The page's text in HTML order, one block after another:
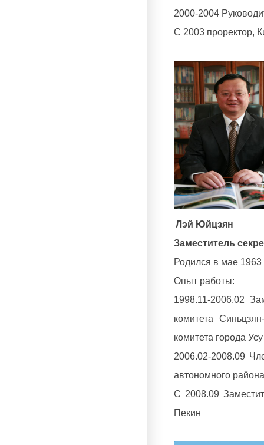
2000-2004
С 2003 проректор,
Лэй Юйцзян
Заместитель
Родился в мае 1963
Опыт работы:
1998.11-2006.02
комитета
комитета города Усу
2006.02-2008.09
автономного района
C 2008.09
Пекин